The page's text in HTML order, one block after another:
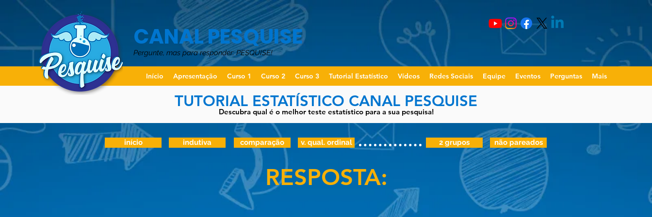
CANAL PESQUISE
Pergunte, mas para responder: PESQUISE!
Início Apresentação Curso 1 Curso 2 Curso 3 Tutorial Estatístico Vídeos Redes Sociais Equipe Eventos Perguntas Mais
TUTORIAL ESTATÍSTICO CANAL PESQUISE
Descubra qual é o melhor teste estatístico para a sua pesquisa!
início indutiva comparação v. qual. ordinal 2 grupos não pareados
RESPOSTA: